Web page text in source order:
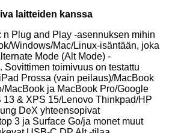
laitteiden kanssa
n Plug and Play -asennuksen mihin
Windows/Mac/Linux-isäntään, joka
Mode (Alt Mode) -
Sovittimen toimivuus on testattu
Prossa (vain peilaus)/MacBook
MacBook ja MacBook Pro/Google
& XPS 15/Lenovo Thinkpad/HP
DeX yhteensopivat
3 ja Surface Go/ja monet muut